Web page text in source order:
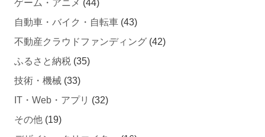
自動車・バイク・自転車
不動産クラウドファンディング
ふるさと納税 (35)
技術・機械(33)
IT・Web・アプリ
その他(19)
デザイン・クリエイター